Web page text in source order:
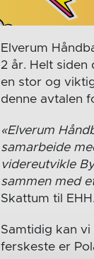
Elverum
2 år. Helt
en stor og
denne avtalen
«Elverum
samarbeide
videreutvikle
sammen med
Skattum til
Samtidig kan
ferskeste er